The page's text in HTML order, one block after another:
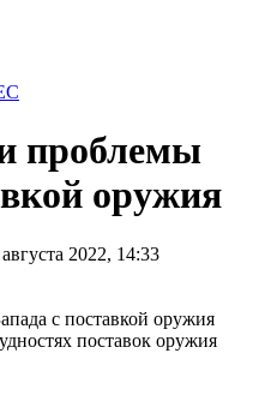
проблемы
оружия
2022, 14:33
поставок оружия